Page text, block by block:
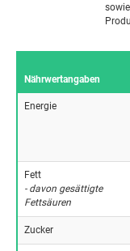
Nährwertangaben
Energie
Fett
- davon gesättigte
Fettsäuren
Zucker